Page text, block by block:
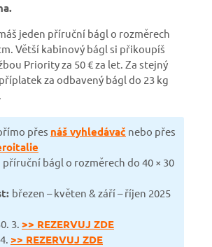
jeden příruční bágl o rozměrech
Větší kabinový bágl si přikoupíš
Priority za 50 € za let. Za stejný
za odbavený bágl do 23 kg
přes náš vyhledávač nebo přes
příruční bágl o rozměrech do 40 × 30
březen – květen & září – říjen 2025
3. >> REZERVUJ ZDE
>> REZERVUJ ZDE